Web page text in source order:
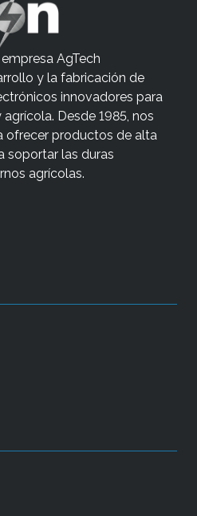
AgTech
y la fabricación de
innovadores para
Desde 1985, nos
ofrecer productos de alta
soportar las duras
agrícolas.